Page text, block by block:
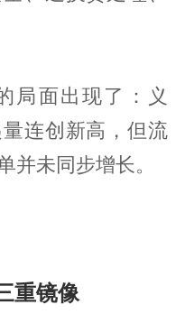
局面出现了：义
连创新高，但流
并未同步增长。
重镜像